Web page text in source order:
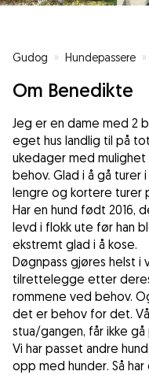
Gudog » Hundepassere »
Om Benedikte
Jeg er en dame med 2
eget hus landlig til på
ukedager med
behov. Glad i å gå
lengre og kortere turer
Har en hund født 2016,
levd i flokk ute før han
ekstremt glad i å kose.
Døgnpass gjøres helst
tilrettelegge etter
rommene ved behov.
det er behov for det.
stua/gangen, får ikke gå
Vi har passet andre
opp med hunder. Så